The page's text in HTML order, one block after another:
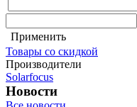
Применить
Товары со скидкой
Производители
Solarfocus
Новости